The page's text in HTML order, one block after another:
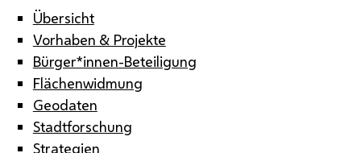
Übersicht
Vorhaben & Projekte
Bürger*innen-Beteiligung
Flächenwidmung
Geodaten
Stadtforschung
Strategien